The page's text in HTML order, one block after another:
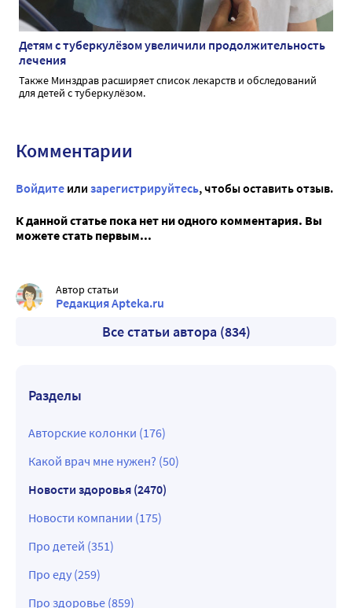
Детям с туберкулёзом увеличили продолжительность
лечения
Также Минздрав расширяет список лекарств и обследований
для детей с туберкулёзом.
Комментарии
Войдите или зарегистрируйтесь, чтобы оставить отзыв.
К данной статье пока нет ни одного комментария. Вы
можете стать первым...
Автор статьи
Редакция Apteka.ru
Все статьи автора (834)
Разделы
Авторские колонки (176)
Какой врач мне нужен? (50)
Новости здоровья (2470)
Новости компании (175)
Про детей (351)
Про еду (259)
Про здоровье (859)